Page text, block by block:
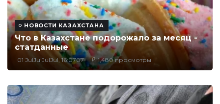
НОВОСТИ КАЗАХСТАНА
Что в Казахстане подорожало за месяц -
статданные
01 JulJulJulJul, 16:0707 1,480 просмотры